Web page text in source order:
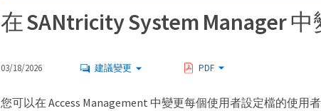
在 SANtricity System Manager
03/18/2026 建議變更 PDF
您可以在 Access Management 中變更每個使用者設定檔的使用者